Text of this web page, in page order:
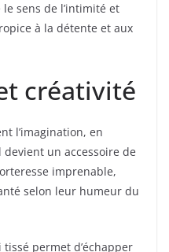
sens de l’intimité et
à la détente et aux
créativité
l’imagination, en
un accessoire de
imprenable,
selon leur humeur du
permet d’échapper